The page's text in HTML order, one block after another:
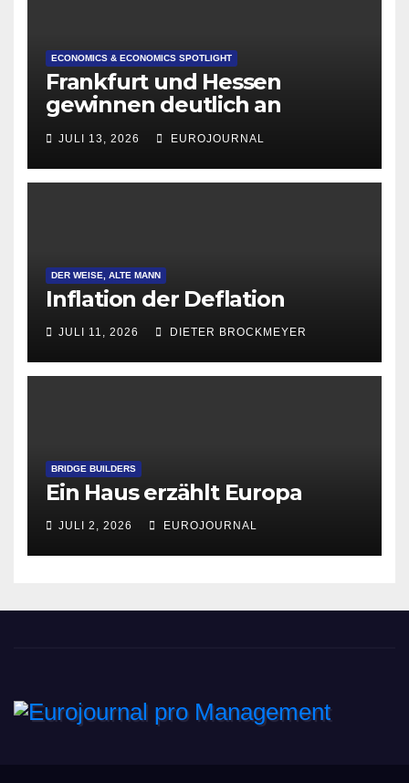
ECONOMICS & ECONOMICS SPOTLIGHT
Frankfurt und Hessen
gewinnen deutlich an
Attraktivität für Startup-
Gründungen
JULI 13, 2026 EUROJOURNAL
DER WEISE, ALTE MANN
Inflation der Deflation
JULI 11, 2026 DIETER BROCKMEYER
BRIDGE BUILDERS
Ein Haus erzählt Europa
JULI 2, 2026 EUROJOURNAL